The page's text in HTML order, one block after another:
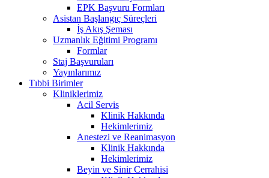
EPK Başvuru Formları
Asistan Başlangıç Süreçleri
İş Akış Şeması
Uzmanlık Eğitimi Programı
Formlar
Staj Başvuruları
Yayınlarımız
Tıbbi Birimler
Kliniklerimiz
Acil Servis
Klinik Hakkında
Hekimlerimiz
Anestezi ve Reanimasyon
Klinik Hakkında
Hekimlerimiz
Beyin ve Sinir Cerrahisi